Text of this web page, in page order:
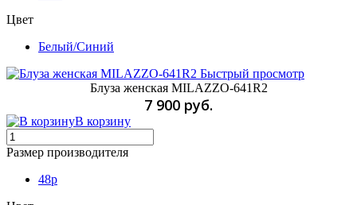
Цвет
Белый/Синий
Быстрый просмотр
Блуза женская MILAZZO-641R2
7 900 руб.
В корзину
Размер производителя
48p